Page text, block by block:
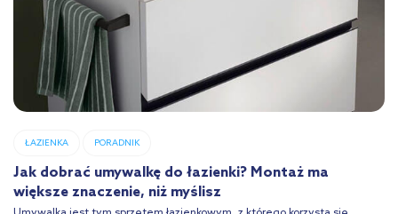
ŁAZIENKA PORADNIK
Jak dobrać umywalkę do łazienki? Montaż ma
większe znaczenie, niż myślisz